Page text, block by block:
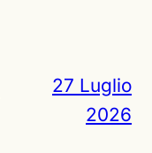
27 Luglio
2026